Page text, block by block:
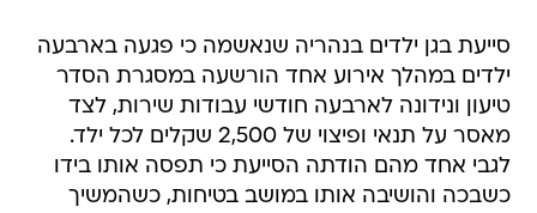
סייעת בגן ילדים בנהריה שנאשמה כי פגעה בארבעה
ילדים במהלך אירוע אחד הורשעה במסגרת הסדר
טיעון ונידונה לארבעה חודשי עבודות שירות, לצד
מאסר על תנאי ופיצוי של 2,500 שקלים לכל ילד.
לגבי אחד מהם הודתה הסייעת כי תפסה אותו בידו
כשבכה והושיבה אותו במושב בטיחות, כשהמשיך